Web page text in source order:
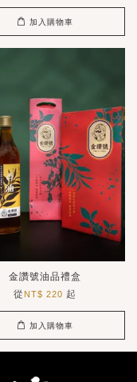
加入購物車
金讚號油品禮盒
從 NT$ 220 起
加入購物車